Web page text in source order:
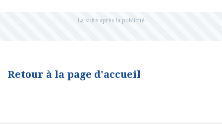
Retour à la page d'accueil